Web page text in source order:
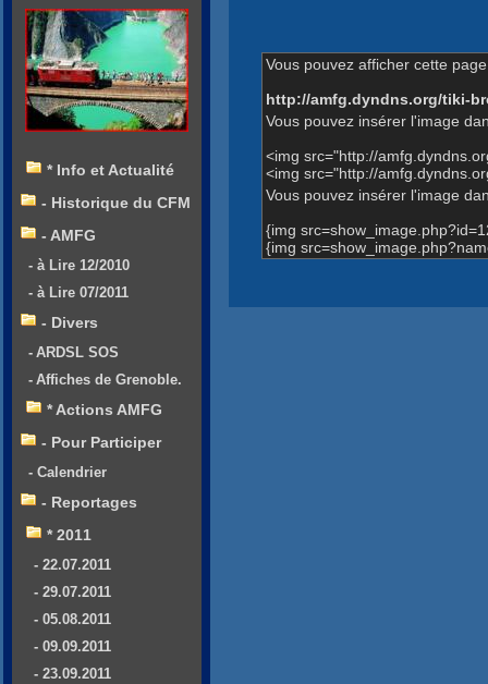
Vous pouvez afficher cette
http://amfg.dyndns.org/tiki-
Vous pouvez insérer l'image
<img src="http://
<img src="http://
Vous pouvez insérer l'image
{img
{img
* Info et Actualité
- Historique du CFM
- AMFG
- à Lire 12/2010
- à Lire 07/2011
- Divers
- ARDSL SOS
- Affiches de Grenoble.
* Actions AMFG
- Pour Participer
- Calendrier
- Reportages
* 2011
- 22.07.2011
- 29.07.2011
- 05.08.2011
- 09.09.2011
- 23.09.2011